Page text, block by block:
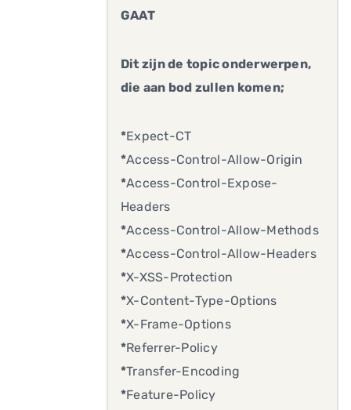
GAAT
Dit zijn de topic onderwerpen,
die aan bod zullen komen;
*Expect-CT
*Access-Control-Allow-Origin
*Access-Control-Expose-
Headers
*Access-Control-Allow-Methods
*Access-Control-Allow-Headers
*X-XSS-Protection
*X-Content-Type-Options
*X-Frame-Options
*Referrer-Policy
*Transfer-Encoding
*Feature-Policy